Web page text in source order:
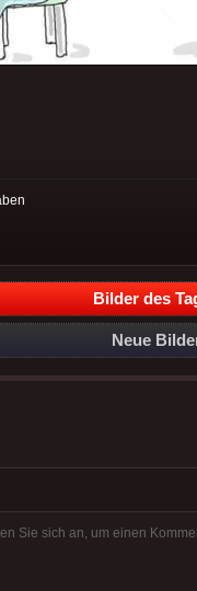
Bilder des
Neue
Sie sich an, um einen